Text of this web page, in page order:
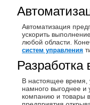
Автоматизация
ускорить
любой области.
сиcтем управления
Разработка
В настоящее время,
намного выгоднее и
компанию и товары